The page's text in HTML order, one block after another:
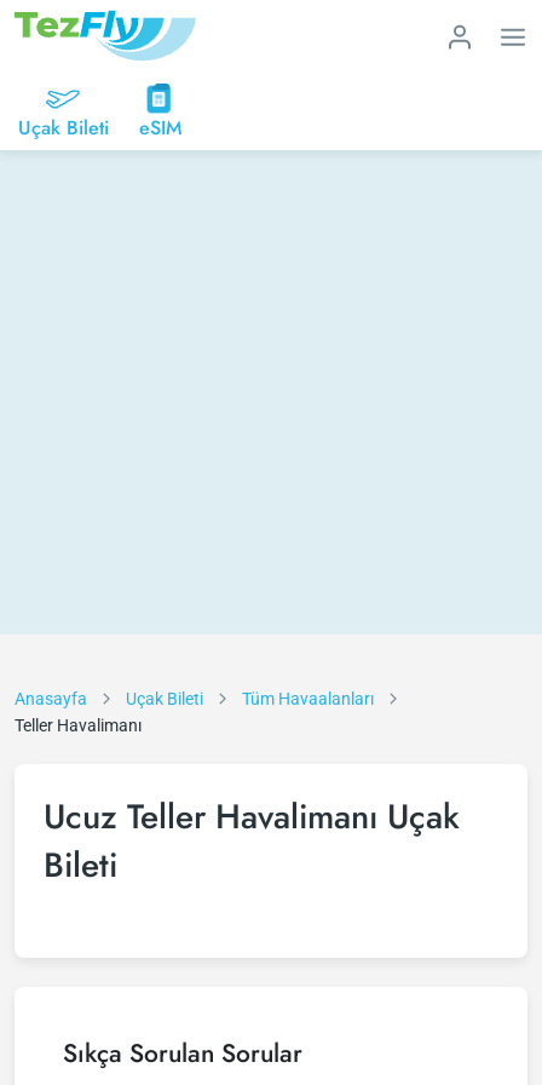
Uçak Bileti eSIM
Anasayfa Uçak Bileti
Tüm Havaalanları
Teller Havalimanı
Ucuz Teller Havalimanı Uçak
Bileti
Sıkça Sorulan Sorular